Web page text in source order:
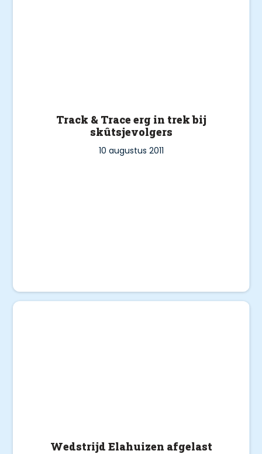
Track & Trace erg in trek bij
skûtsjevolgers
10 augustus 2011
Wedstrijd Elahuizen afgelast